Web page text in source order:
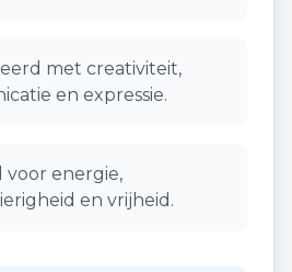
met creativiteit,
en expressie.
voor energie,
en vrijheid.